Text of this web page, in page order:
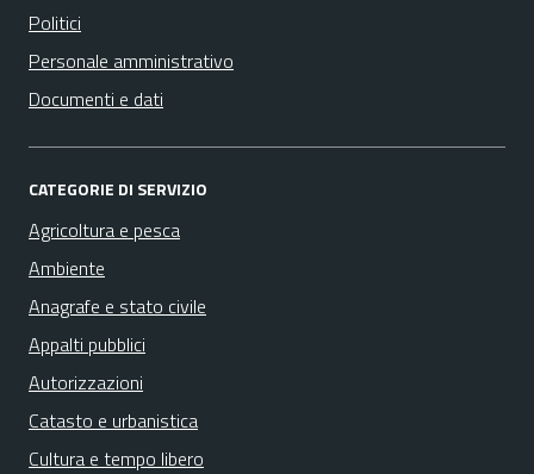
Politici
Personale amministrativo
Documenti e dati
CATEGORIE DI SERVIZIO
Agricoltura e pesca
Ambiente
Anagrafe e stato civile
Appalti pubblici
Autorizzazioni
Catasto e urbanistica
Cultura e tempo libero